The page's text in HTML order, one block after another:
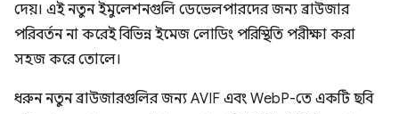
দেয়। এই নতুন ইমুলেশনগুলি ডেভেলপারদের জন্য ব্রাউজার
পরিবর্তন না করেই বিভিন্ন ইমেজ লোডিং পরিস্থিতি পরীক্ষা করা
সহজ করে তোলে।
ধরুন নতুন ব্রাউজারগুলির জন্য AVIF এবং WebP-তে একটি ছবি